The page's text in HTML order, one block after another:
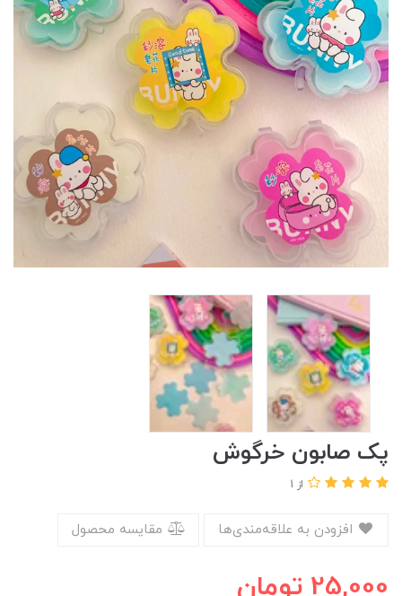
پک صابون خرگوش
از 1
مقایسه محصول
25,000 تومان